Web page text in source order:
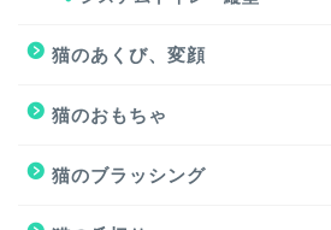
猫のあくび、変顔
猫のおもちゃ
猫のブラッシング